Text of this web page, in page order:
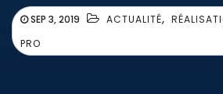
SEP 3, 2019 ACTUALITÉ,
PRO